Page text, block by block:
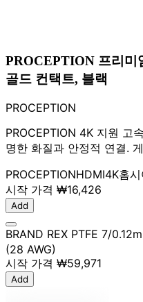
PROCEPTION 프리미
골드 컨택트, 블랙
PROCEPTION
PROCEPTION 4K 지원 고
명한 화질과 안정적 연결.
PROCEPTIONHDMI4K홈
시작 가격 ₩16,426
Add
BRAND REX PTFE 7/
(28 AWG)
시작 가격 ₩59,971
Add